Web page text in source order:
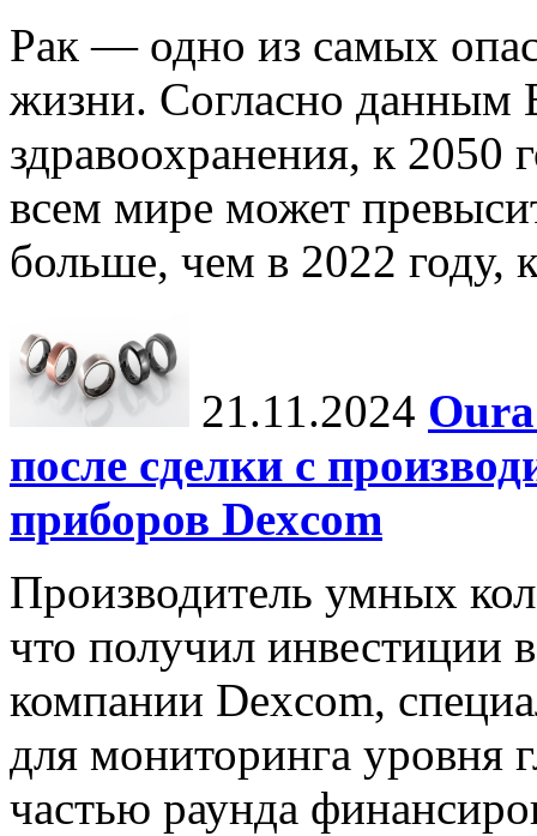
Рак — одно из самых
жизни. Согласно данным
здравоохранения, к 2050
всем мире может
больше, чем в 2022 году,
21.11.2024
после сделки с
приборов Dexcom
Производитель умных
что получил инвестиции
компании Dexcom,
для мониторинга уровня
частью раунда